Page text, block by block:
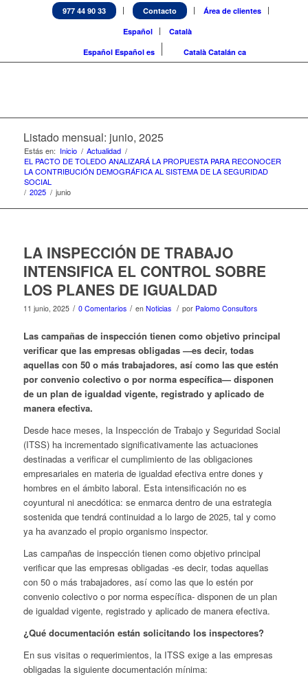
977 44 90 33 Contacto
Área de clientes
Español
Català
Español Español es Català Catalán ca
Listado mensual: junio, 2025
Estás en: Inicio / Actualidad /
EL PACTO DE TOLEDO ANALIZARÁ LA PROPUESTA PARA RECONOCER
LA CONTRIBUCIÓN DEMOGRÁFICA AL SISTEMA DE LA SEGURIDAD
SOCIAL
/ 2025 / junio
LA INSPECCIÓN DE TRABAJO
INTENSIFICA EL CONTROL SOBRE
LOS PLANES DE IGUALDAD
11 junio, 2025 / 0 Comentarios / en Noticias / por Palomo Consultors
Las campañas de inspección tienen como objetivo principal
verificar que las empresas obligadas —es decir, todas
aquellas con 50 o más trabajadores, así como las que estén
por convenio colectivo o por norma específica— disponen
de un plan de igualdad vigente, registrado y aplicado de
manera efectiva.
Desde hace meses, la Inspección de Trabajo y Seguridad Social
(ITSS) ha incrementado significativamente las actuaciones
destinadas a verificar el cumplimiento de las obligaciones
empresariales en materia de igualdad efectiva entre dones y
hombres en el ámbito laboral. Esta intensificación no es
coyuntural ni anecdótica: se enmarca dentro de una estrategia
sostenida que tendrá continuidad a lo largo de 2025, tal y como
ya ha avanzado el propio organismo inspector.
Las campañas de inspección tienen como objetivo principal
verificar que las empresas obligadas -es decir, todas aquellas
con 50 o más trabajadores, así como las que lo estén por
convenio colectivo o por norma específica- disponen de un plan
de igualdad vigente, registrado y aplicado de manera efectiva.
¿Qué documentación están solicitando los inspectores?
En sus visitas o requerimientos, la ITSS exige a las empresas
obligadas la siguiente documentación mínima: